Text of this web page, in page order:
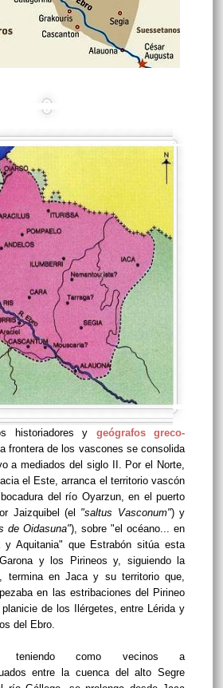
historiadores y geógrafos greco-
frontera de los vascones se consolida
a mediados del siglo II. Por el Norte,
el Este, arranca el territorio vascón
del río Oyarzun, en el puerto
Jaizquibel (el "saltus Vasconum") y
de Oidasuna"), sobre "el océano... en
y Aquitania" que Estrabón sitúa esta
y los Pirineos y, siguiendo la
termina en Jaca y su territorio que,
en las estribaciones del Pirineo
de los Ilérgetes, entre Lérida y
del Ebro.
como vecinos a
entre la cuenca del alto Segre